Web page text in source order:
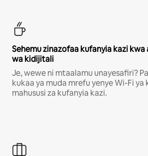
Sehemu zinazofaa kufanyia kazi kwa
wa kidijitali
Je, wewe ni mtaalamu unayesafiri?
kukaa ya muda mrefu yenye Wi-Fi ya
mahususi za kufanyia kazi.